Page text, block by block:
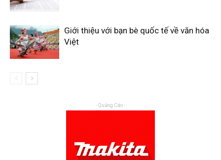
Giới thiệu với bạn bè quốc tế về văn hóa
Việt
- Quảng Cáo -